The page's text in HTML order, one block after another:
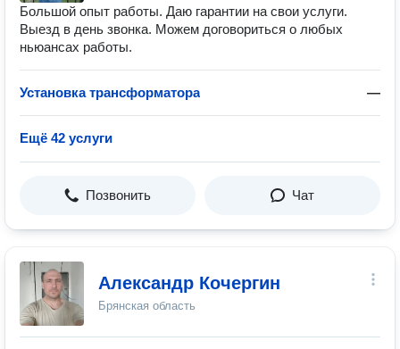
Большой опыт работы. Даю гарантии на свои услуги.
Выезд в день звонка. Можем договориться о любых
ньюансах работы.
Установка трансформатора —
Ещё 42 услуги
Позвонить Чат
Александр Кочергин
Брянская область